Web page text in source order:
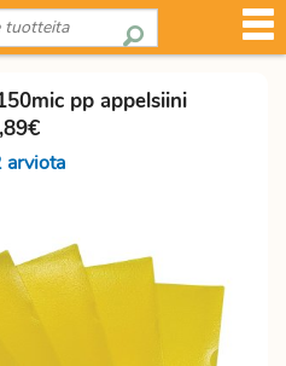
pp appelsiini
arviota